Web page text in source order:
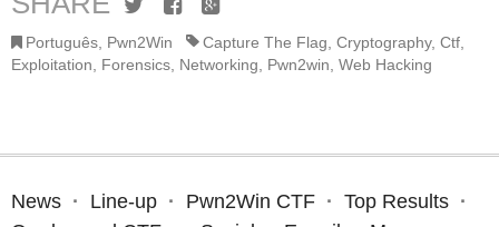
TwitterFacebook
Google+
Português Pwn2Win Capture The Flag Cryptography, Ctf
Exploitation
Forensics Networking Pwn2win Web Hacking
News Line-up Pwn2Win CTF
Top Results